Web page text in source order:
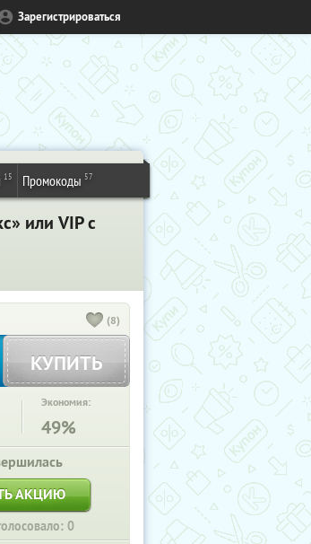
Зарегистрироваться
15 Промокоды 57
или VIP с
(8)
КУПИТЬ
Экономия:
49%
АКЦИЮ
0